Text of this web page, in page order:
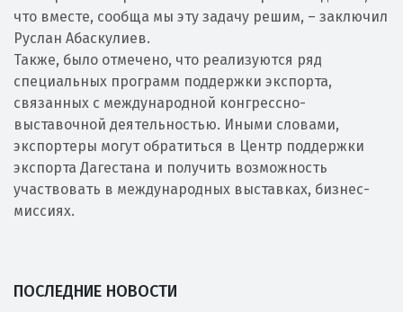
что вместе, сообща мы эту задачу решим, – заключил
Руслан Абаскулиев.
Также, было отмечено, что реализуются ряд
специальных программ поддержки экспорта,
связанных с международной конгрессно-
выставочной деятельностью. Иными словами,
экспортеры могут обратиться в Центр поддержки
экспорта Дагестана и получить возможность
участвовать в международных выставках, бизнес-
миссиях.
ПОСЛЕДНИЕ НОВОСТИ